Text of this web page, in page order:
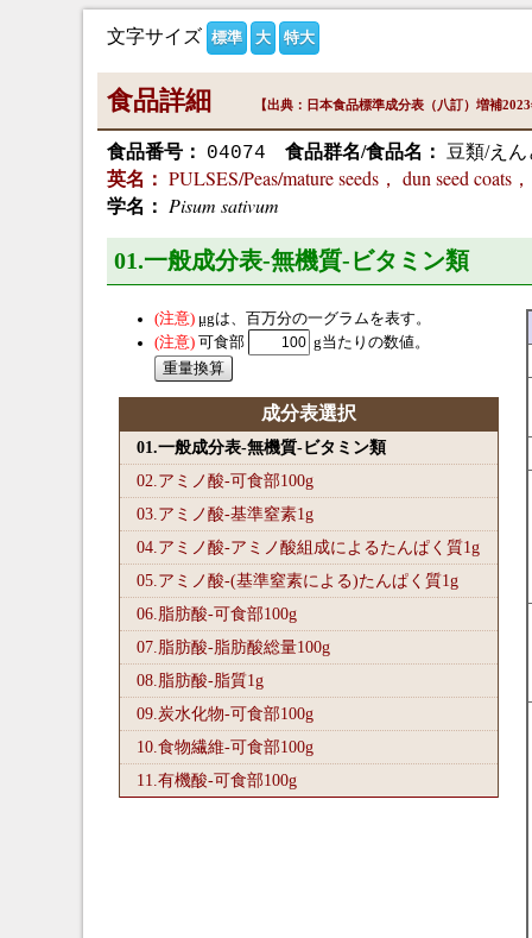
文字サイズ 標準 大 特大
食品詳細 【出典：日本食品標準成分表（八訂）増補
食品番号： 04074 食品群名/食品名：
豆類/え
英名： PULSES/Peas/mature seeds， dun seed coats
学名： Pisum sativum
01.一般成分表-無機質-ビタミン類
μgは、百万分の一グラムを表す。
可食部
g当たりの数値。
成分表選択
01.一般成分表-無機質-ビタミン類
02.アミノ酸-可食部100g
03.アミノ酸-基準窒素1g
04.アミノ酸-アミノ酸組成によるたんぱく質1g
05.アミノ酸-(基準窒素による)たんぱく質1g
06.脂肪酸-可食部100g
07.脂肪酸-脂肪酸総量100g
08.脂肪酸-脂質1g
09.炭水化物-可食部100g
10.食物繊維-可食部100g
11.有機酸-可食部100g